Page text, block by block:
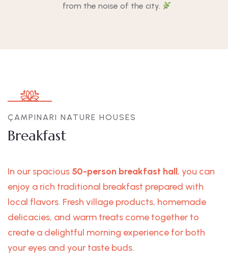
from the noise of the city.
ÇAMPINARI NATURE HOUSES
Breakfast
In our spacious 50-person breakfast hall, you can
enjoy a rich traditional breakfast prepared with
local flavors. Fresh village products, homemade
delicacies, and warm treats come together to
create a delightful morning experience for both
your eyes and your taste buds.